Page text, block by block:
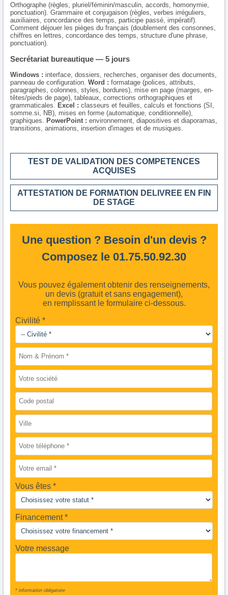
Orthographe (règles, pluriel/féminin/masculin, accords, homonymie,
ponctuation). Grammaire et conjugaison (règles, verbes irréguliers,
auxiliaires, concordance des temps, participe passé, impératif).
Comment déjouer les pièges du français (doublement des consonnes,
chiffres en lettres, concordance des temps, structure d'une phrase,
ponctuation).
Secrétariat bureautique — 5 jours
Windows : interface, dossiers, recherches, organiser des documents,
panneau de configuration. Word : formatage (polices, attributs,
paragraphes, colonnes, styles, bordures), mise en page (marges, en-
têtes/pieds de page), tableaux, corrections orthographiques et
grammaticales. Excel : classeurs et feuilles, calculs et fonctions (SI,
somme.si, NB), mises en forme (automatique, conditionnelle),
graphiques. PowerPoint : environnement, diapositives et diaporamas,
transitions, animations, insertion d'images et de musiques.
TEST DE VALIDATION DES COMPETENCES
ACQUISES
ATTESTATION DE FORMATION DELIVREE EN FIN
DE STAGE
Une question ? Besoin d'un devis ?
Composez le 01.75.50.92.30
Vous pouvez également obtenir des renseignements,
un devis (gratuit et sans engagement),
en remplissant le formulaire ci-dessous.
Civilité *
Vous êtes
Financement *
Votre message
* information obligatoire